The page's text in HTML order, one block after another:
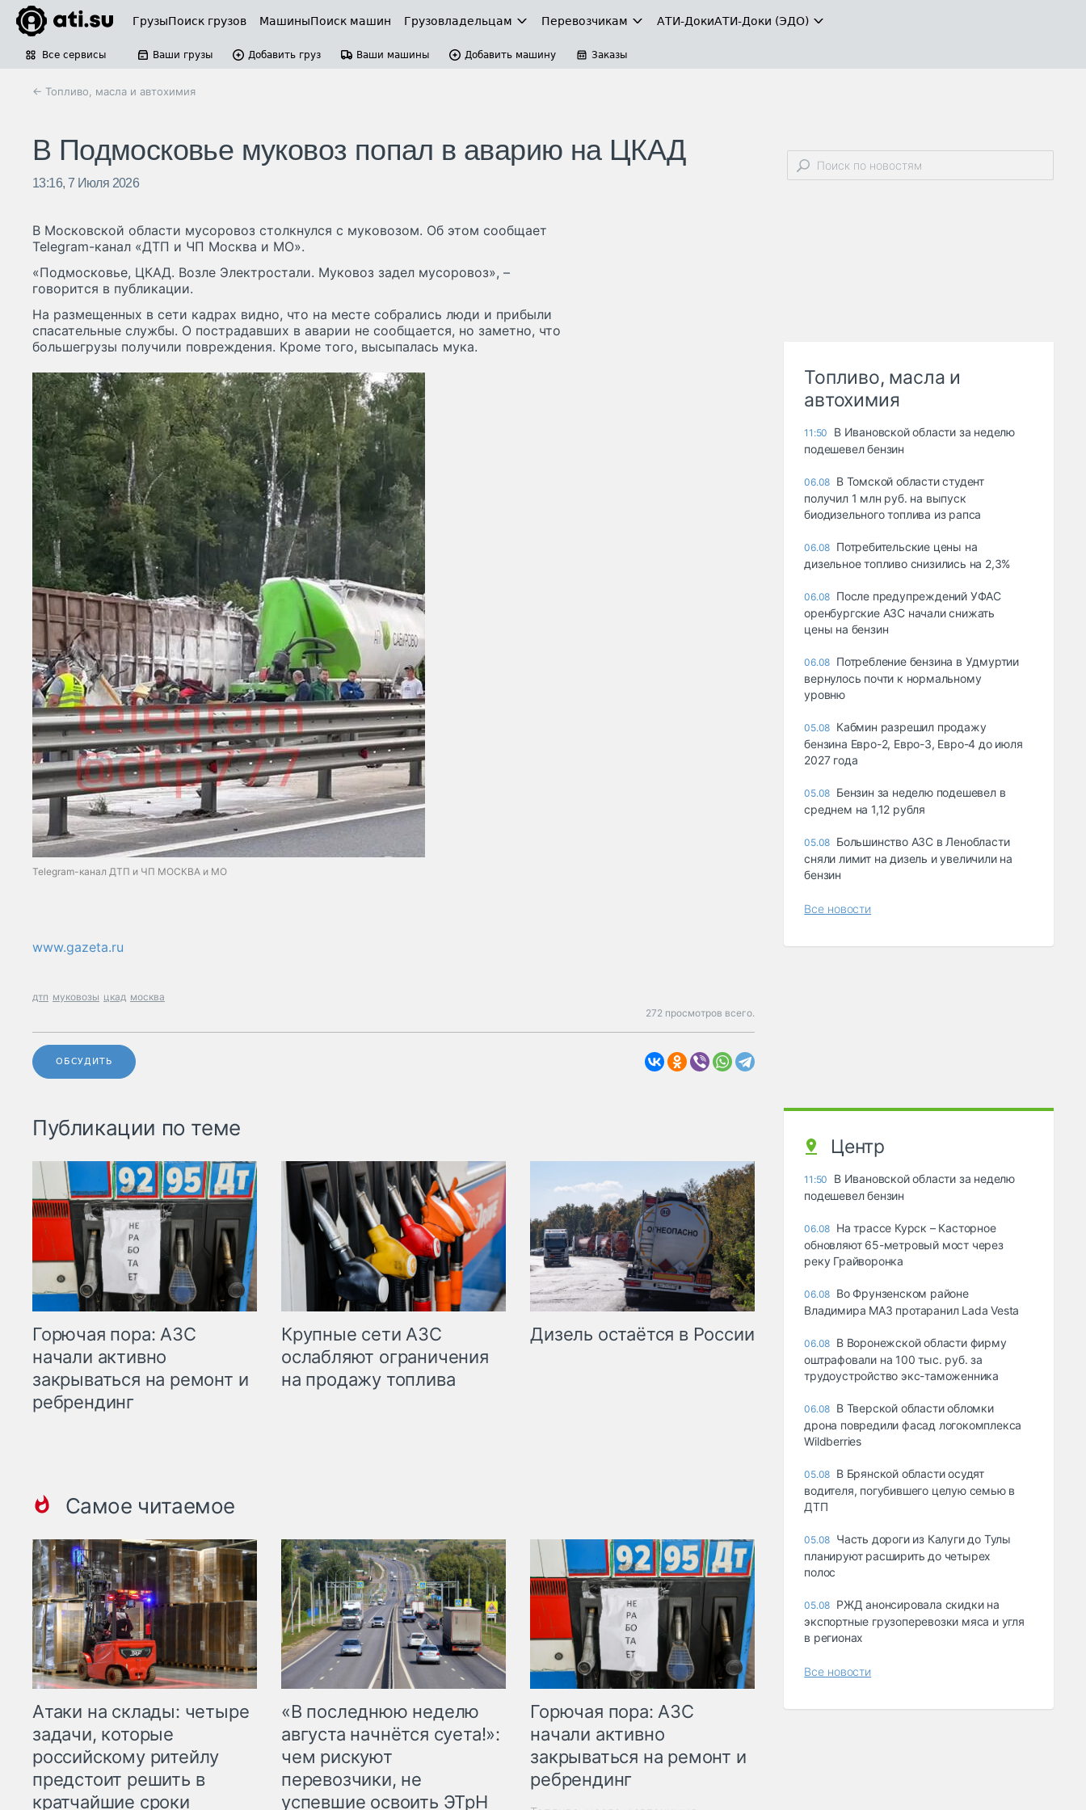
ГрузыПоиск грузов МашиныПоиск машин Грузовладельцам Перевозчикам АТИ-ДокиАТИ-Доки (ЭДО)
Все сервисы Ваши грузы Добавить груз Ваши машины Добавить машину Заказы
← Топливо, масла и автохимия
В Подмосковье муковоз попал в аварию на ЦКАД
13:16, 7 Июля 2026
В Московской области мусоровоз столкнулся с муковозом. Об этом сообщает
Telegram-канал «ДТП и ЧП Москва и МО».
«Подмосковье, ЦКАД. Возле Электростали. Муковоз задел мусоровоз», –
говорится в публикации.
На размещенных в сети кадрах видно, что на месте собрались люди и прибыли
спасательные службы. О пострадавших в аварии не сообщается, но заметно, что
большегрузы получили повреждения. Кроме того, высыпалась мука.
Telegram-канал ДТП и ЧП МОСКВА и МО
www.gazeta.ru
дтп муковозы цкад москва
272 просмотров всего.
ОБСУДИТЬ
Публикации по теме
Горючая пора: АЗС
начали активно
закрываться на ремонт и
ребрендинг
Крупные сети АЗС
ослабляют ограничения
на продажу топлива
Дизель остаётся в России
Самое читаемое
Атаки на склады: четыре
задачи, которые
российскому ритейлу
предстоит решить в
кратчайшие сроки
«В последнюю неделю
августа начнётся суета!»:
чем рискуют
перевозчики, не
успевшие освоить ЭТрН
Горючая пора: АЗС
начали активно
закрываться на ремонт и
ребрендинг
Топливо, масла и
автохимия
11:50
В Ивановской области за неделю
подешевел бензин
06.08 В Томской области студент
получил 1 млн руб. на выпуск
биодизельного топлива из рапса
06.08 Потребительские цены на
дизельное топливо снизились на 2,3%
06.08 После предупреждений УФАС
оренбургские АЗС начали снижать
цены на бензин
06.08 Потребление бензина в Удмуртии
вернулось почти к нормальному
уровню
05.08 Кабмин разрешил продажу
бензина Евро-2, Евро-3, Евро-4 до июля
2027 года
05.08 Бензин за неделю подешевел в
среднем на 1,12 рубля
05.08 Большинство АЗС в Ленобласти
сняли лимит на дизель и увеличили на
бензин
Все новости
Центр
11:50
В Ивановской области за неделю
подешевел бензин
06.08 На трассе Курск – Касторное
обновляют 65-метровый мост через
реку Грайворонка
06.08 Во Фрунзенском районе
Владимира МАЗ протаранил Lada Vesta
06.08 В Воронежской области фирму
оштрафовали на 100 тыс. руб. за
трудоустройство экс-таможенника
06.08 В Тверской области обломки
дрона повредили фасад логокомплекса
Wildberries
05.08 В Брянской области осудят
водителя, погубившего целую семью в
ДТП
05.08 Часть дороги из Калуги до Тулы
планируют расширить до четырех
полос
05.08 РЖД анонсировала скидки на
экспортные грузоперевозки мяса и угля
в регионах
Все новости